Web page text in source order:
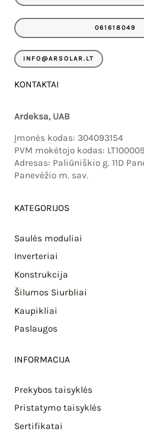
o
o
g
r
m
061618049
INFO@ARSOLAR.LT
KONTAKTAI
Ardeksa, UAB
Įmonės kodas: 304093154
PVM mokėtojo kodas:
Adresas: Paliūniškio g. 11D
Panevėžio m. sav.
KATEGORIJOS
Saulės moduliai
Inverteriai
Konstrukcija
Šilumos Siurbliai
Kaupikliai
Paslaugos
INFORMACIJA
Prekybos taisyklės
Pristatymo taisyklės
Sertifikatai